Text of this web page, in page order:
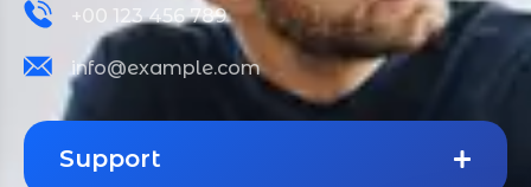
+00 123 456 789
info@example.com
Support